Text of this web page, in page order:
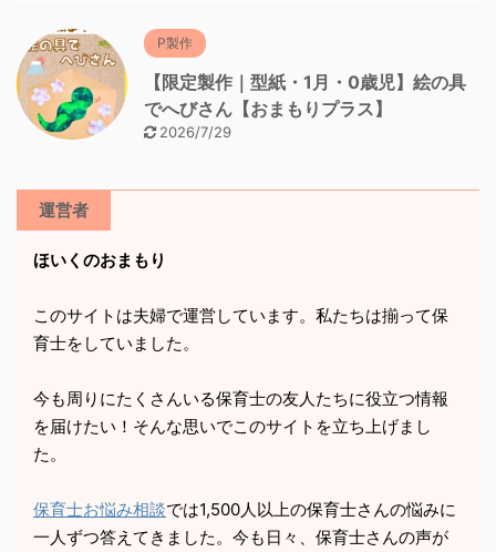
P製作
【限定製作｜型紙・1月・0歳児】絵の具
でへびさん【おまもりプラス】
2026/7/29
運営者
ほいくのおまもり
このサイトは夫婦で運営しています。私たちは揃って保
育士をしていました。
今も周りにたくさんいる保育士の友人たちに役立つ情報
を届けたい！そんな思いでこのサイトを立ち上げまし
た。
保育士お悩み相談では1,500人以上の保育士さんの悩みに
一人ずつ答えてきました。今も日々、保育士さんの声が